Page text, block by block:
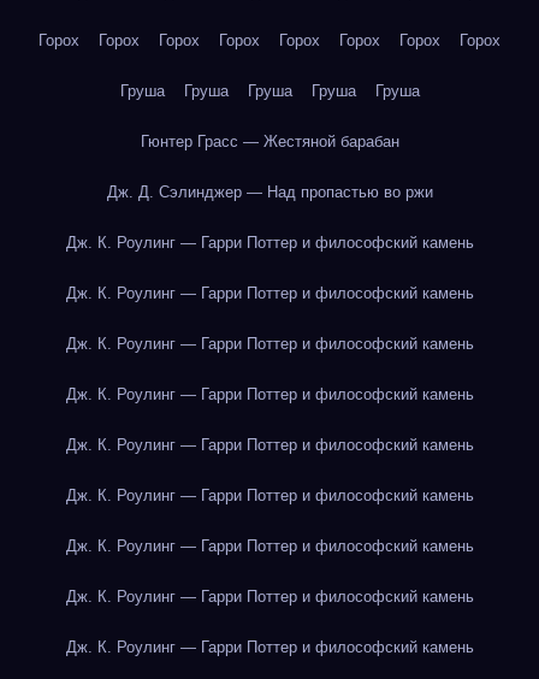
Горох Горох Горох Горох Горох Горох Горох Горох
Груша Груша Груша Груша Груша
Гюнтер Грасс — Жестяной барабан
Дж. Д. Сэлинджер — Над пропастью во ржи
Дж. К. Роулинг — Гарри Поттер и философский камень
Дж. К. Роулинг — Гарри Поттер и философский камень
Дж. К. Роулинг — Гарри Поттер и философский камень
Дж. К. Роулинг — Гарри Поттер и философский камень
Дж. К. Роулинг — Гарри Поттер и философский камень
Дж. К. Роулинг — Гарри Поттер и философский камень
Дж. К. Роулинг — Гарри Поттер и философский камень
Дж. К. Роулинг — Гарри Поттер и философский камень
Дж. К. Роулинг — Гарри Поттер и философский камень